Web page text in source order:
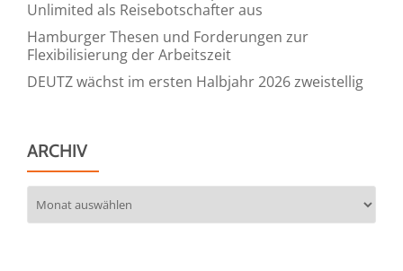
Unlimited als Reisebotschafter aus
Hamburger Thesen und Forderungen zur
Flexibilisierung der Arbeitszeit
DEUTZ wächst im ersten Halbjahr 2026 zweistellig
ARCHIV